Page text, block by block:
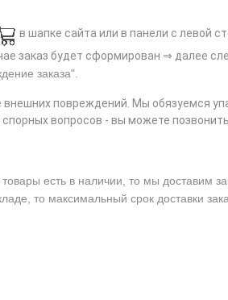
в шапке сайта или в панели с левой
заказ будет сформирован ⇒ далее
заказа".
внешних повреждений. Мы обязуемся
вопросов - вы можете
есть в наличии, то мы доставим
то максимальный срок доставки